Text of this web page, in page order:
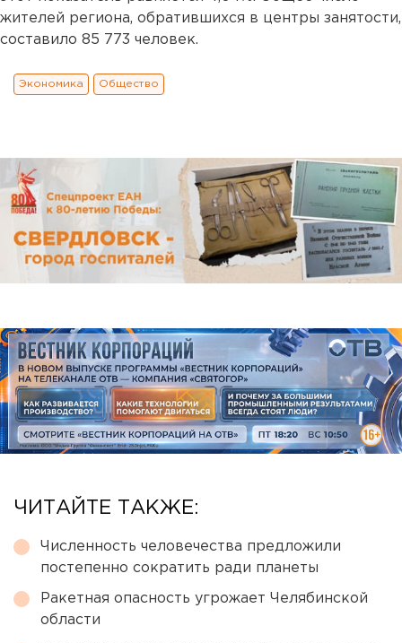
жителей региона, обратившихся в центры занятости,
составило 85 773 человек.
Экономика Общество
ЧИТАЙТЕ ТАКЖЕ:
Численность человечества предложили
постепенно сократить ради планеты
Ракетная опасность угрожает Челябинской
области